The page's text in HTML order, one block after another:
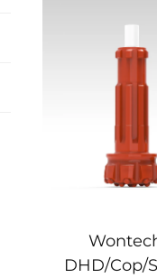
DHD/Cop/